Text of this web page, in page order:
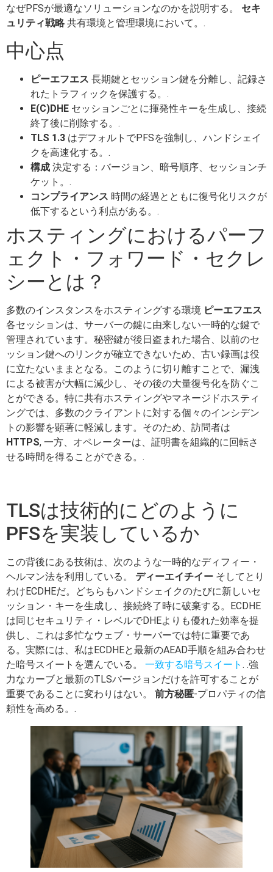
なぜPFSが最適なソリューションなのかを説明する。 セキ
ュリティ戦略共有環境と管理環境において。.
中心点
ピーエフエス 長期鍵とセッション鍵を分離し、記録さ
れたトラフィックを保護する。.
E(C)DHE セッションごとに揮発性キーを生成し、接続
終了後に削除する。.
TLS 1.3 はデフォルトでPFSを強制し、ハンドシェイ
クを高速化する。.
構成 決定する：バージョン、暗号順序、セッションチ
ケット。.
コンプライアンス 時間の経過とともに復号化リスクが
低下するという利点がある。.
ホスティングにおけるパーフ
ェクト・フォワード・セクレ
シーとは？
多数のインスタンスをホスティングする環境 ピーエフエス
各セッションは、サーバーの鍵に由来しない一時的な鍵で
管理されています。秘密鍵が後日盗まれた場合、以前のセ
ッション鍵へのリンクが確立できないため、古い録画は役
に立たないままとなる。このように切り離すことで、漏洩
による被害が大幅に減少し、その後の大量復号化を防ぐこ
とができる。特に共有ホスティングやマネージドホスティ
ングでは、多数のクライアントに対する個々のインシデン
トの影響を顕著に軽減します。そのため、訪問者は
HTTPS, 一方、オペレーターは、証明書を組織的に回転さ
せる時間を得ることができる。.
TLSは技術的にどのように
PFSを実装しているか
この背後にある技術は、次のような一時的なディフィー・
ヘルマン法を利用している。 ディーエイチイー そしてとり
わけECDHEだ。どちらもハンドシェイクのたびに新しいセ
ッション・キーを生成し、接続終了時に破棄する。ECDHE
は同じセキュリティ・レベルでDHEよりも優れた効率を提
供し、これは多忙なウェブ・サーバーでは特に重要であ
る。実際には、私はECDHEと最新のAEAD手順を組み合わせ
た暗号スイートを選んでいる。 一致する暗号スイート . .強
力なカーブと最新のTLSバージョンだけを許可することが
重要であることに変わりはない。 前方秘匿-プロパティの信
頼性を高める。.